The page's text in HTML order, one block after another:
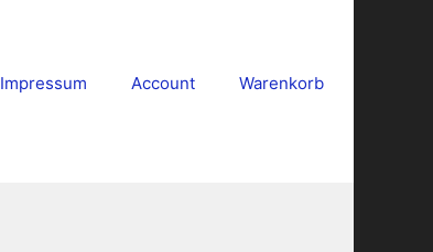
Impressum Account Warenkorb